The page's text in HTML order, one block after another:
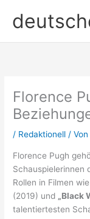
Inhalt
Florence
/ Redaktionell /
Florence Pugh
Schauspielerinnen
Rollen in Filmen wie
(2019) und „Black
talentiertesten